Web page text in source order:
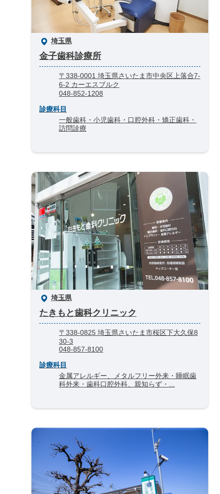
埼玉県
金子歯科診療所
〒338-0001 埼玉県さいたま市中央区上落合7-
6-2 カーエスブルク
048-852-1208
診療科目
一般歯科・小児歯科・口腔外科・矯正歯科・
訪問診療
埼玉県
たきもと歯科クリニック
〒338-0825 埼玉県さいたま市桜区下大久保8
30-3
048-857-8100
診療科目
金属アレルギー、メタルフリー外来・睡眠歯
科外来・歯科口腔外科、親知らず・...